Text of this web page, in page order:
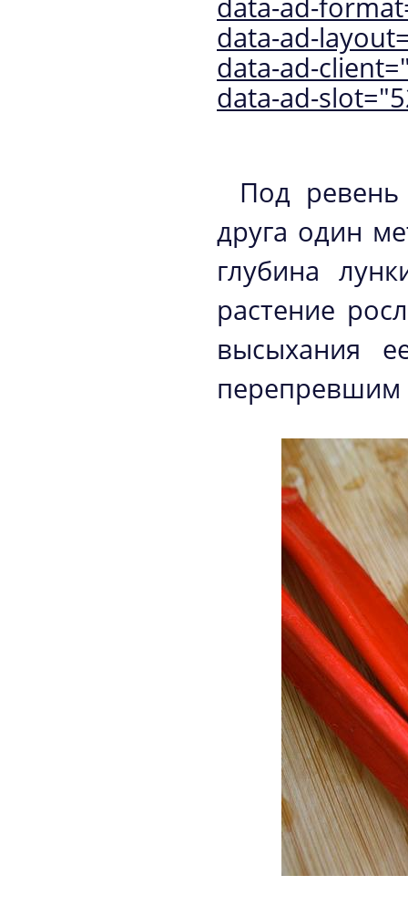
data-ad-
data-ad-
data-ad-
data-ad-
Под
друга один
глубина
растение
высыхания
перепревшим